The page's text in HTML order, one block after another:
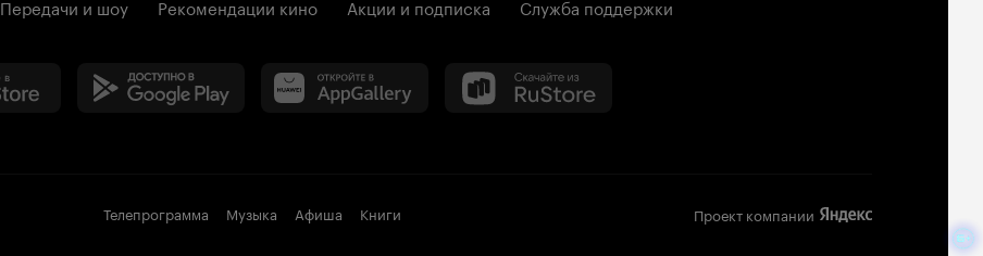
Передачи и шоу Рекомендации кино Акции и подписка Служба поддержки
Телепрограмма Музыка Афиша Книги Проект компании